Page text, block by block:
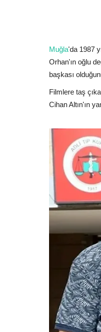
Muğla'da 1987
Orhan'ın oğlu
başkası
Filmlere taş
Cihan Altın'ın